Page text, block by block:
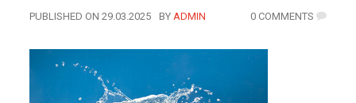
PUBLISHED ON 29.03.2025 BY AUTHOR
ADMIN 0 COMMENTS